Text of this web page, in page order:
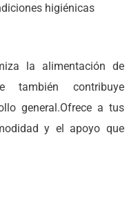
higiénicas
la alimentación de
también contribuye
general.Ofrece a tus
y el apoyo que